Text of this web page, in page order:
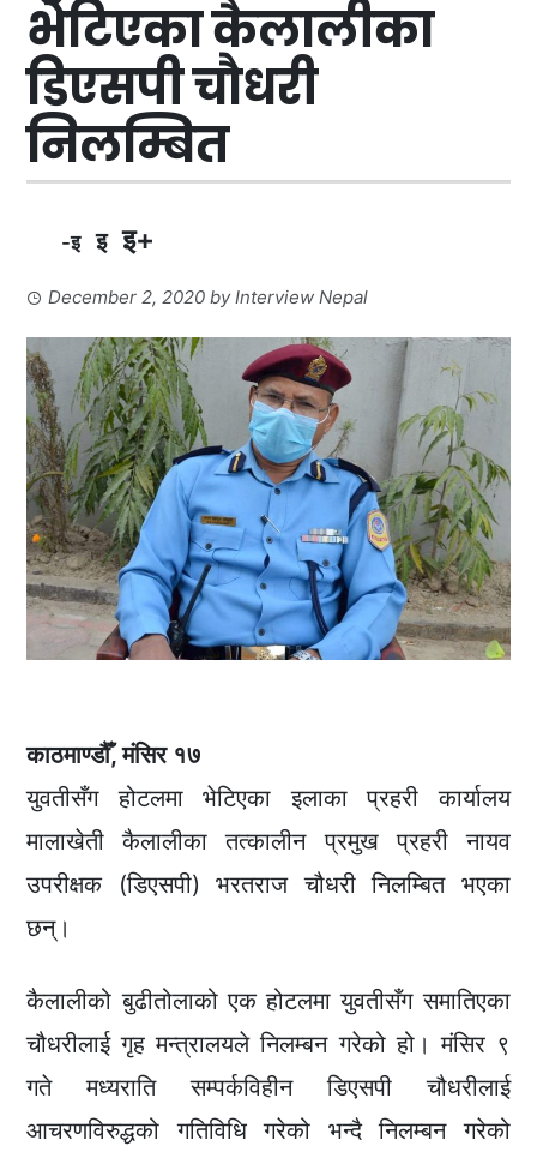
भेटिएका कैलालीका
डिएसपी चौधरी
निलम्बित
-इ इ इ+
December 2, 2020 byInterview Nepal
काठमाण्डौँ, मंसिर १७
युवतीसँग होटलमा भेटिएका इलाका प्रहरी कार्यालय
मालाखेती कैलालीका तत्कालीन प्रमुख प्रहरी नायव
उपरीक्षक (डिएसपी) भरतराज चौधरी निलम्बित भएका
छन्।
कैलालीको बुढीतोलाको एक होटलमा युवतीसँग समातिएका
चौधरीलाई गृह मन्त्रालयले निलम्बन गरेको हो। मंसिर ९
गते मध्यराति सम्पर्कविहीन डिएसपी चौधरीलाई
आचरणविरुद्धको गतिविधि गरेको भन्दै निलम्बन गरेको